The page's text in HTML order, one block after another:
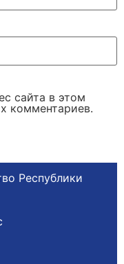
сайта в этом
комментариев.
Республики